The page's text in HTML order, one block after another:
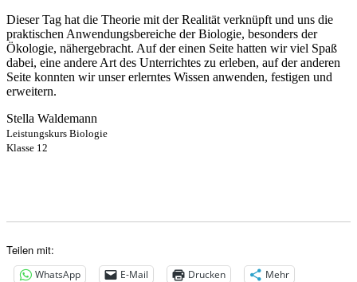
Dieser Tag hat die Theorie mit der Realität verknüpft und uns die
praktischen Anwendungsbereiche der Biologie, besonders der
Ökologie, nähergebracht. Auf der einen Seite hatten wir viel Spaß
dabei, eine andere Art des Unterrichtes zu erleben, auf der anderen
Seite konnten wir unser erlerntes Wissen anwenden, festigen und
erweitern.
Stella Waldemann
Leistungskurs Biologie
Klasse 12
Teilen mit:
WhatsApp E-Mail Drucken Mehr